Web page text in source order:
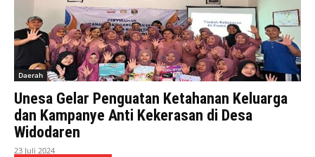
Daerah
Unesa Gelar Penguatan Ketahanan Keluarga
dan Kampanye Anti Kekerasan di Desa
Widodaren
23 Juli 2024